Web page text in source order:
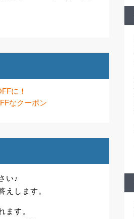
に！
なクーポン
い♪
えします。
ます。